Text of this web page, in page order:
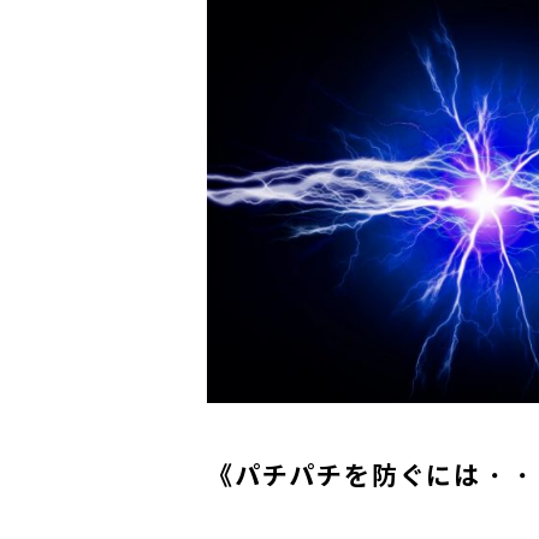
《パチパチを防ぐには・